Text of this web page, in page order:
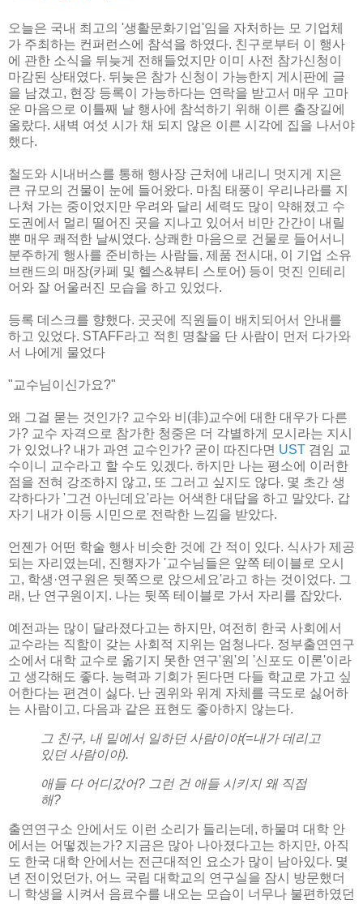
오늘은 국내 최고의 '생활문화기업'임을 자처하는 모 기업체
가 주최하는 컨퍼런스에 참석을 하였다. 친구로부터 이 행사
에 관한 소식을 뒤늦게 전해들었지만 이미 사전 참가신청이
마감된 상태였다. 뒤늦은 참가 신청이 가능한지 게시판에 글
을 남겼고, 현장 등록이 가능하다는 연락을 받고서 매우 고마
운 마음으로 이틀째 날 행사에 참석하기 위해 이른 출장길에
올랐다. 새벽 여섯 시가 채 되지 않은 이른 시각에 집을 나서야
했다.
철도와 시내버스를 통해 행사장 근처에 내리니 멋지게 지은
큰 규모의 건물이 눈에 들어왔다. 마침 태풍이 우리나라를 지
나쳐 가는 중이었지만 우려와 달리 세력도 많이 약해졌고 수
도권에서 멀리 떨어진 곳을 지나고 있어서 비만 간간이 내릴
뿐 매우 쾌적한 날씨였다. 상쾌한 마음으로 건물로 들어서니
분주하게 행사를 준비하는 사람들, 제품 전시대, 이 기업 소유
브랜드의 매장(카페 및 헬스&뷰티 스토어) 등이 멋진 인테리
어와 잘 어울러진 모습을 하고 있었다.
등록 데스크를 향했다. 곳곳에 직원들이 배치되어서 안내를
하고 있었다. STAFF라고 적힌 명찰을 단 사람이 먼저 다가와
서 나에게 물었다
"교수님이신가요?"
왜 그걸 묻는 것인가? 교수와 비(非)교수에 대한 대우가 다른
가? 교수 자격으로 참가한 청중은 더 각별하게 모시라는 지시
가 있었나? 내가 과연 교수인가? 굳이 따진다면 UST 겸임 교
수이니 교수라고 할 수도 있겠다. 하지만 나는 평소에 이러한
점을 전혀 강조하지 않고, 또 그러고 싶지도 않다. 몇 초간 생
각하다가 '그건 아닌데요'라는 어색한 대답을 하고 말았다. 갑
자기 내가 이등 시민으로 전락한 느낌을 받았다.
언젠가 어떤 학술 행사 비슷한 것에 간 적이 있다. 식사가 제공
되는 자리였는데, 진행자가 '교수님들은 앞쪽 테이블로 오시
고, 학생·연구원은 뒷쪽으로 앉으세요'라고 하는 것이었다. 그
래, 난 연구원이지. 나는 뒷쪽 테이블로 가서 자리를 잡았다.
예전과는 많이 달라졌다고는 하지만, 여전히 한국 사회에서
교수라는 직함이 갖는 사회적 지위는 엄청나다. 정부출연연구
소에서 대학 교수로 옮기지 못한 연구'원'의 '신포도 이론'이라
고 생각해도 좋다. 능력과 기회가 된다면 다들 학교로 가고 싶
어한다는 편견이 싫다. 난 권위와 위계 자체를 극도로 싫어하
는 사람이고, 다음과 같은 표현도 좋아하지 않는다.
그 친구, 내 밑에서 일하던 사람이야(=내가 데리고
있던 사람이야).
애들 다 어디갔어? 그런 건 애들 시키지 왜 직접
해?
출연연구소 안에서도 이런 소리가 들리는데, 하물며 대학 안
에서는 어떻겠는가? 지금은 많아 나아졌다고는 하지만, 아직
도 한국 대학 안에서는 전근대적인 요소가 많이 남아있다. 몇
년 전이었던가, 어느 국립 대학교의 연구실을 잠시 방문했더
니 학생을 시켜서 음료수를 내오는 모습이 너무나 불편하였던